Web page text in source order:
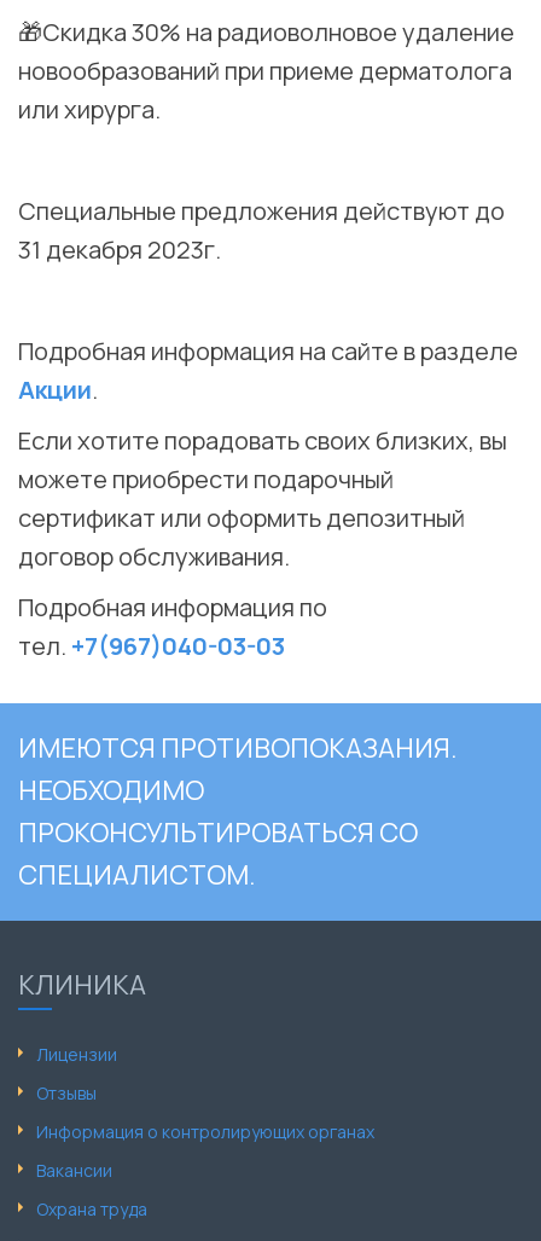
🎁Скидка 30% на радиоволновое удаление
новообразований при приеме дерматолога
или хирурга.
Специальные предложения действуют до
31 декабря 2023г.
Подробная информация на сайте в разделе
Акции.
Если хотите порадовать своих близких, вы
можете приобрести подарочный
сертификат или оформить депозитный
договор обслуживания.
Подробная информация по
тел. +7(967)040-03-03
ИМЕЮТСЯ ПРОТИВОПОКАЗАНИЯ.
НЕОБХОДИМО
ПРОКОНСУЛЬТИРОВАТЬСЯ СО
СПЕЦИАЛИСТОМ.
КЛИНИКА
Лицензии
Отзывы
Информация о контролирующих органах
Вакансии
Охрана труда